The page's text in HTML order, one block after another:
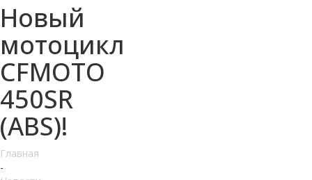
Новый
мотоцикл
CFMOTO
450SR
(ABS)!
Главная
-